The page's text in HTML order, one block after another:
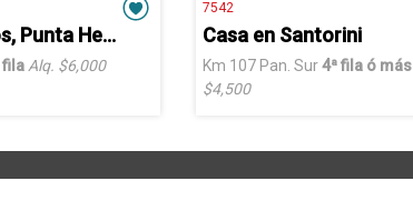
Casa en Pulpos, Punta Hermosa
filaAlq. $6,000
7542
Casa en Santorini
Km 107 Pan. Sur4ª fila ó más
$4,500